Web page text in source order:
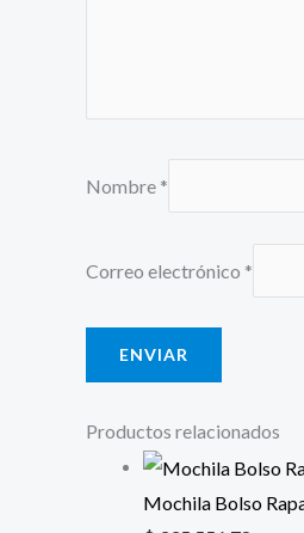
Nombre *
Correo electrónico *
Productos relacionados
Mochila Bolso